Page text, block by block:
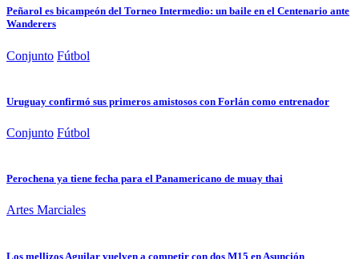
Peñarol es bicampeón del Torneo Intermedio: un baile en el Centenario ante
Wanderers
Conjunto Fútbol
Uruguay confirmó sus primeros amistosos con Forlán como entrenador
Conjunto Fútbol
Perochena ya tiene fecha para el Panamericano de muay thai
Artes Marciales
Los mellizos Aguilar vuelven a competir con dos M15 en Asunción